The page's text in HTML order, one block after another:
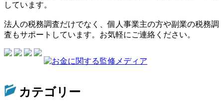
しています。
法人の税務調査だけでなく、個人事業主の方や副業の税務調
査もサポートしています。お気軽にご連絡ください。
カテゴリー